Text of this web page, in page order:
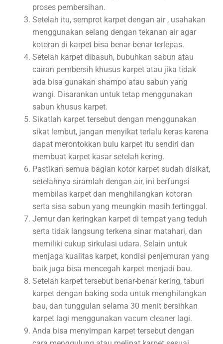
proses pembersihan.
Setelah itu, semprot karpet dengan air , usahakan
menggunakan selang dengan tekanan air agar
kotoran di karpet bisa benar-benar terlepas.
Setelah karpet dibasuh, bubuhkan sabun atau
cairan pembersih khusus karpet atau jika tidak
ada bisa gunakan shampo atau sabun yang
wangi. Disarankan untuk tetap menggunakan
sabun khusus karpet.
Sikatlah karpet tersebut dengan menggunakan
sikat lembut, jangan menyikat terlalu keras karena
dapat merontokkan bulu karpet itu sendiri dan
membuat karpet kasar setelah kering.
Pastikan semua bagian kotor karpet sudah disikat,
setelahnya siramlah dengan air, ini berfungsi
membilas karpet dan menghilangkan kotoran
serta sisa sabun yang meungkin masih tertinggal.
Jemur dan keringkan karpet di tempat yang teduh
serta tidak langsung terkena sinar matahari, dan
memiliki cukup sirkulasi udara. Selain untuk
menjaga kualitas karpet, kondisi penjemuran yang
baik juga bisa mencegah karpet menjadi bau.
Setelah karpet tersebut benar-benar kering, taburi
karpet dengan baking soda untuk menghilangkan
bau, dan tunggulan selama 30 menit bersihkan
karpet lagi menggunakan vacum cleaner lagi.
Anda bisa menyimpan karpet tersebut dengan